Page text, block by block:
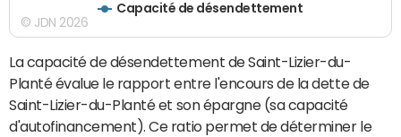
Capacité de désendettement
© JDN 2026
La capacité de désendettement de Saint-Lizier-du-
Planté évalue le rapport entre l'encours de la dette de
Saint-Lizier-du-Planté et son épargne (sa capacité
d'autofinancement). Ce ratio permet de déterminer le